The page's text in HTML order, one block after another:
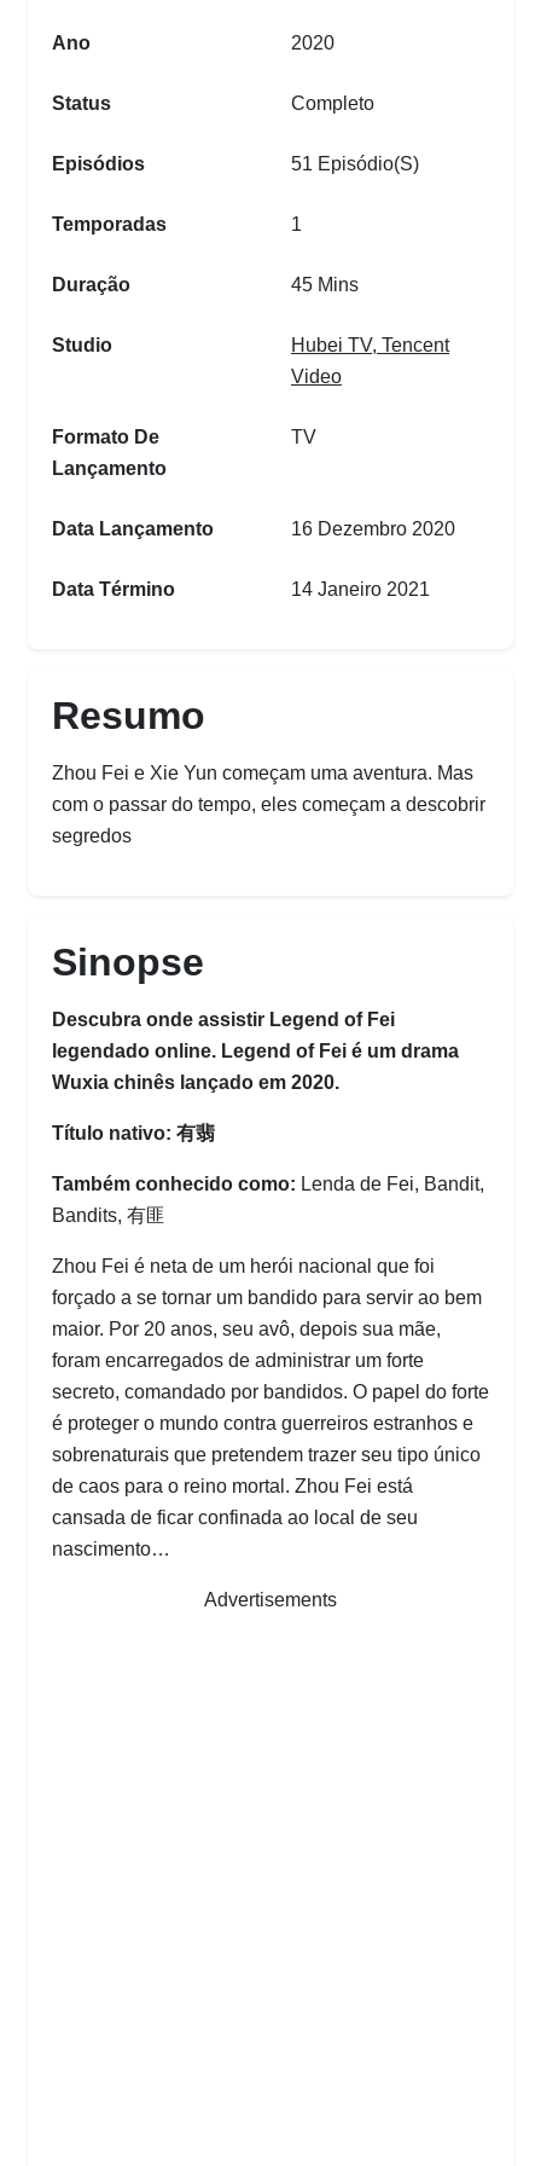
Ano 2020
Status Completo
Episódios 51 Episódio(s)
Temporadas 1
Duração 45 Mins
Studio Hubei TV, Tencent
Video
Formato De
Lançamento
TV
Data Lançamento 16 Dezembro 2020
Data Término 14 Janeiro 2021
Resumo
Zhou Fei e Xie Yun começam uma aventura. Mas
com o passar do tempo, eles começam a descobrir
segredos
Sinopse
Descubra onde assistir Legend of Fei
legendado online. Legend of Fei é um drama
Wuxia chinês lançado em 2020.
Título nativo: 有翡
Também conhecido como: Lenda de Fei, Bandit,
Bandits, 有匪
Zhou Fei é neta de um herói nacional que foi
forçado a se tornar um bandido para servir ao bem
maior. Por 20 anos, seu avô, depois sua mãe,
foram encarregados de administrar um forte
secreto, comandado por bandidos. O papel do forte
é proteger o mundo contra guerreiros estranhos e
sobrenaturais que pretendem trazer seu tipo único
de caos para o reino mortal. Zhou Fei está
cansada de ficar confinada ao local de seu
nascimento…
Advertisements